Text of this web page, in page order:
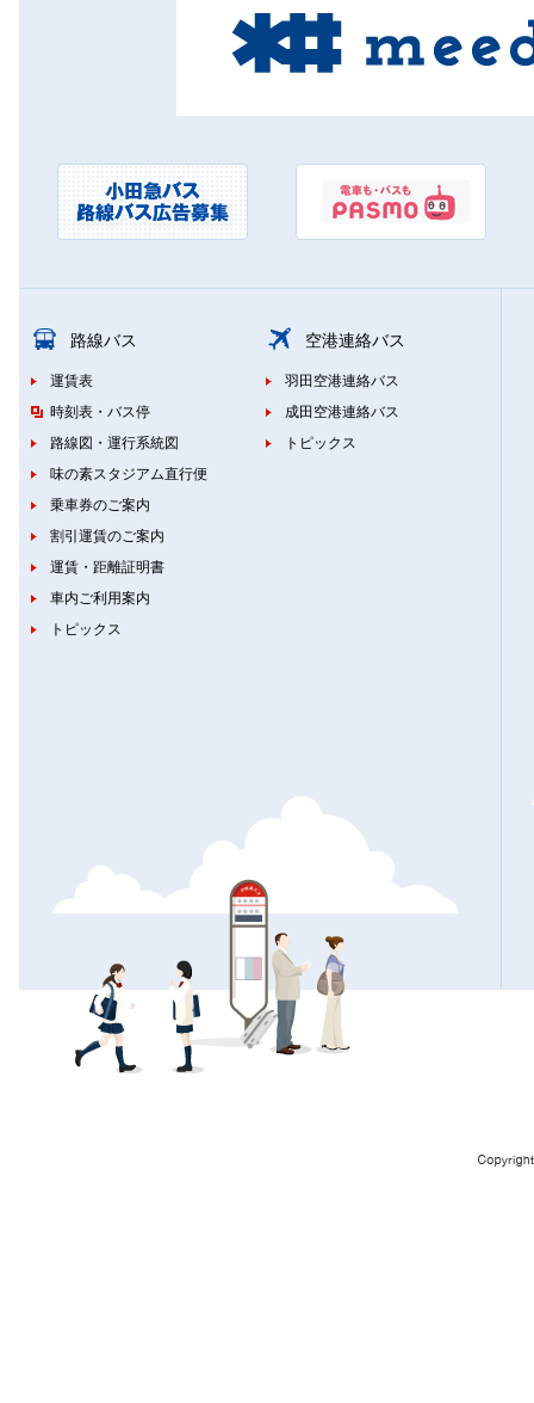
路線バス
運賃表
時刻表・バス停
路線図・運行系統図
味の素スタジアム直行便
乗車券のご案内
割引運賃のご案内
運賃・距離証明書
車内ご利用案内
トピックス
空港連絡バス
羽田空港連絡バス
成田空港連絡バス
トピックス